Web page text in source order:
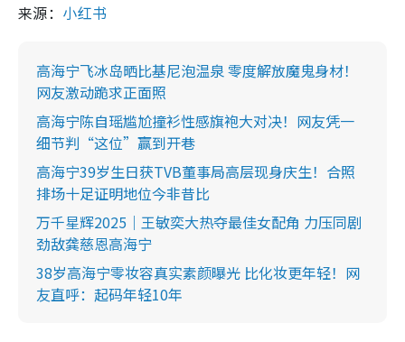
来源： 小红书
高海宁飞冰岛晒比基尼泡温泉 零度解放魔鬼身材！
网友激动跪求正面照
高海宁陈自瑶尴尬撞衫性感旗袍大对决！网友凭一
细节判“这位”赢到开巷
高海宁39岁生日获TVB董事局高层现身庆生！合照
排场十足证明地位今非昔比
万千星辉2025｜王敏奕大热夺最佳女配角 力压同剧
劲敌龚慈恩高海宁
38岁高海宁零妆容真实素颜曝光 比化妆更年轻！网
友直呼：起码年轻10年